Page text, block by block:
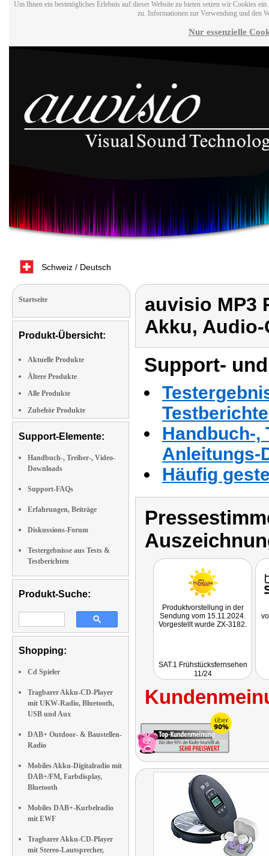
Um Ihnen ein bestmögliches Erlebnis auf dieser Website zu bieten setzen wir Cookies
zu. Informationen zur Verwendung und den
Nur essenzielle
Schweiz / Deutsch
Startseite
Produkt-Übersicht:
Aktuelle Produkte
Ältere Produkte
Alle Produkte
Zubehör Produkte
Support-Elemente:
Handbuch-, Treiber-, Video-
Downloads
Support-FAQs
Erfahrungen, Beiträge
Diskussions-Forum
Testergebnisse aus Tests &
Testberichten
Produkt-Suche:
Shopping:
Cd Spieler
Tragbarer Akku-CD-Player
mit UKW-Radio, Bluetooth,
USB und Aux
DAB+ Outdoor- & Baustellen-
Radio
Mobiles Akku-Digitalradio mit
DAB+/FM, Farbdisplay,
Bluetooth
Mobiles DAB+-Kurbelradio
mit EWF
Tragbarer Akku-CD-Player
mit Stereo-Lautsprecher,
auvisio MP3
Akku, Audio-
Support-
Handbuch-,
Anleitungs-
Häufig
Produktvorstellung in der
Sendung vom 15.11.2024.
Vorgestellt wurde ZX-3182.
SAT.1 Frühstücksfernsehen
11/24